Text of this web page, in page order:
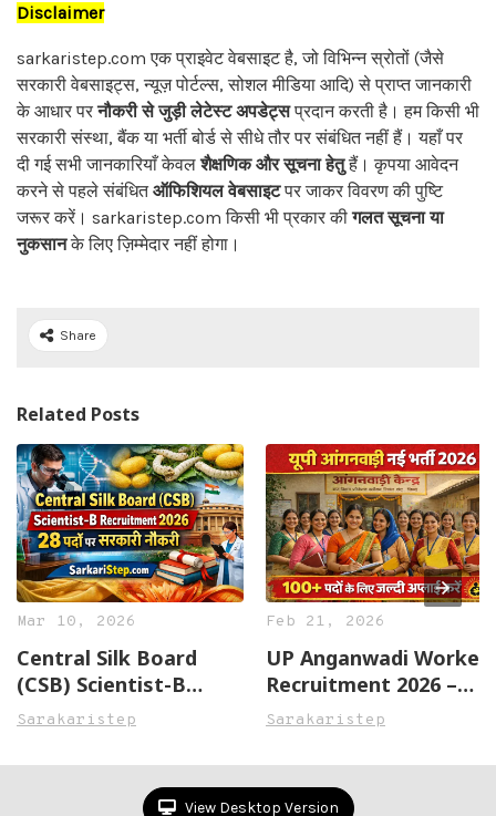
Disclaimer
sarkaristep.com एक प्राइवेट वेबसाइट है, जो विभिन्न स्रोतों (जैसे
सरकारी वेबसाइट्स, न्यूज़ पोर्टल्स, सोशल मीडिया आदि) से प्राप्त जानकारी
के आधार परनौकरी से जुड़ी लेटेस्ट अपडेट्सप्रदान करती है। हम किसी भी
सरकारी संस्था, बैंक या भर्ती बोर्ड से सीधे तौर पर संबंधित नहीं हैं। यहाँ पर
दी गई सभी जानकारियाँ केवलशैक्षणिक और सूचना हेतुहैं। कृपया आवेदन
करने से पहले संबंधितऑफिशियल वेबसाइटपर जाकर विवरण की पुष्टि
जरूर करें। sarkaristep.com किसी भी प्रकार कीगलत सूचना या
नुकसानके लिए ज़िम्मेदार नहीं होगा।
Share
Related Posts
Mar 10, 2026
Central Silk Board
(CSB) Scientist-B
Recruitment 2026 – 28
Sarakaristep
Feb 21, 2026
UP Anganwadi Worker
Recruitment 2026 –
172 पदों पर भर्ती, जानें
आवेदन तरीका
Sarakaristep
View Desktop Version